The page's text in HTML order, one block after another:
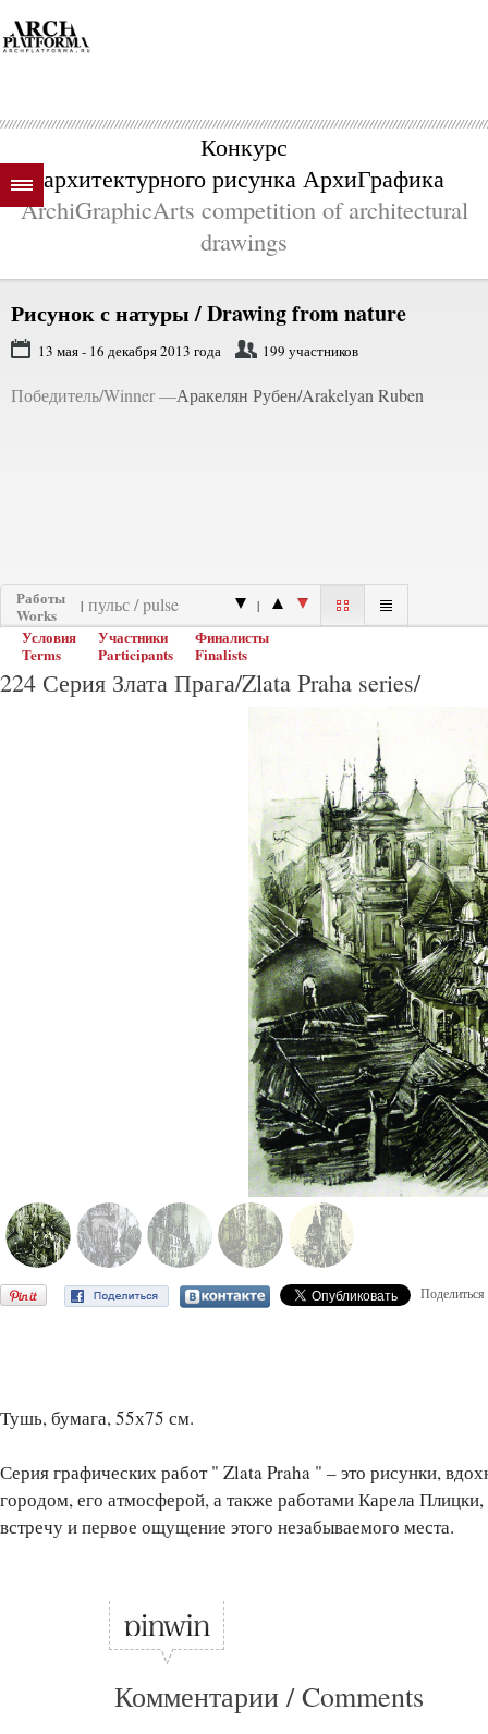
Конкурс
архитектурного рисунка АрхиГрафика
ArchiGraphicArts competition of architectural
drawings
Рисунок с натуры /Drawing from nature
13 мая - 16 декабря 2013 года 199 участников
Победитель/Winner —Аракелян Рубен/Arakelyan Ruben
Работы
Works
| |
Условия
Terms
Участники
Participants
Финалисты
Finalists
224 Серия Злата Прага/Zlata Praha series/
Поделиться
Тушь, бумага, 55х75 см.
Серия графических работ " Zlata Praha " – это рисунки,
городом, его атмосферой, а также работами Карела
встречу и первое ощущение этого незабываемого места.
Комментарии / Comments